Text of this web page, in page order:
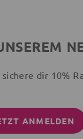
dir 10%
ANMELDEN